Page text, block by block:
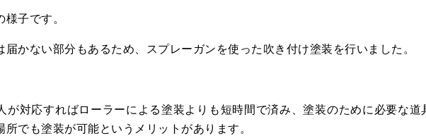
子です。
かない部分もあるため、スプレーガンを使った吹き付け塗装を行いました。
が対応すればローラーによる塗装よりも短時間で済み、塗装のために必要な道
でも塗装が可能というメリットがあります。